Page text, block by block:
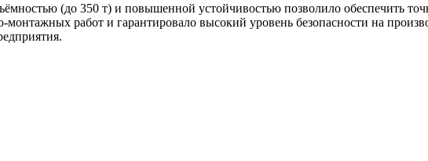
(до 350 т) и повышенной устойчивостью позволило обеспечить
монтажных работ и гарантировало высокий уровень безопасности на